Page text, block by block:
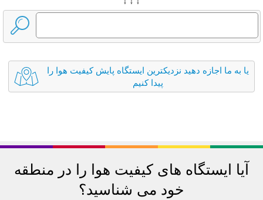
یا به ما اجازه دهید نزدیکترین ایستگاه پایش کیفیت هوا را
پیدا کنیم
آیا ایستگاه های کیفیت هوا را در منطقه
خود می شناسید؟